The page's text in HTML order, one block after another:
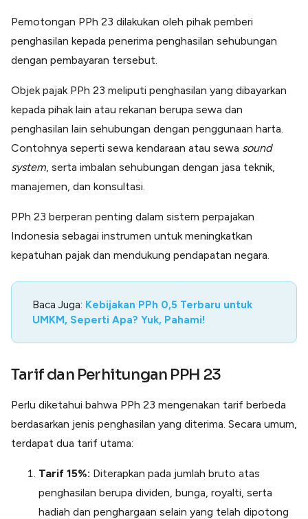
Pemotongan PPh 23 dilakukan oleh pihak pemberi
penghasilan kepada penerima penghasilan sehubungan
dengan pembayaran tersebut.
Objek pajak PPh 23 meliputi penghasilan yang dibayarkan
kepada pihak lain atau rekanan berupa sewa dan
penghasilan lain sehubungan dengan penggunaan harta.
Contohnya seperti sewa kendaraan atau sewa sound
system, serta imbalan sehubungan dengan jasa teknik,
manajemen, dan konsultasi.
PPh 23 berperan penting dalam sistem perpajakan
Indonesia sebagai instrumen untuk meningkatkan
kepatuhan pajak dan mendukung pendapatan negara.
Baca Juga: Kebijakan PPh 0,5 Terbaru untuk
UMKM, Seperti Apa? Yuk, Pahami!
Tarif dan Perhitungan PPH 23
Perlu diketahui bahwa PPh 23 mengenakan tarif berbeda
berdasarkan jenis penghasilan yang diterima. Secara umum,
terdapat dua tarif utama:
Tarif 15%: Diterapkan pada jumlah bruto atas
penghasilan berupa dividen, bunga, royalti, serta
hadiah dan penghargaan selain yang telah dipotong